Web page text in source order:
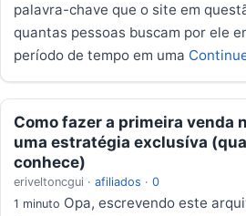
palavra-chave que o site em
quantas pessoas buscam por ele
período de tempo em uma
Como fazer a primeira venda
uma estratégia exclusíva
conhece)
eriveltoncgui · afiliados · 0
1 minuto Opa, escrevendo este